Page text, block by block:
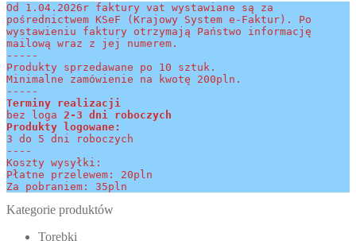
Od 1.04.2026r faktury vat wystawiane są za
pośrednictwem KSeF (Krajowy System e-Faktur). Po
wystawieniu faktury otrzymają Państwo informację
mailową wraz z jej numerem.
-----
Produkty sprzedawane po 10 sztuk.
Minimalne zamówienie na kwotę 200pln.
-----
Terminy realizacji
bez loga 2-3 dni roboczych
Produkty logowane:
3 do 5 dni roboczych
----
Koszty wysyłki:
Płatne przelewem: 20pln
Za pobraniem: 35pln
Kategorie produktów
Torebki